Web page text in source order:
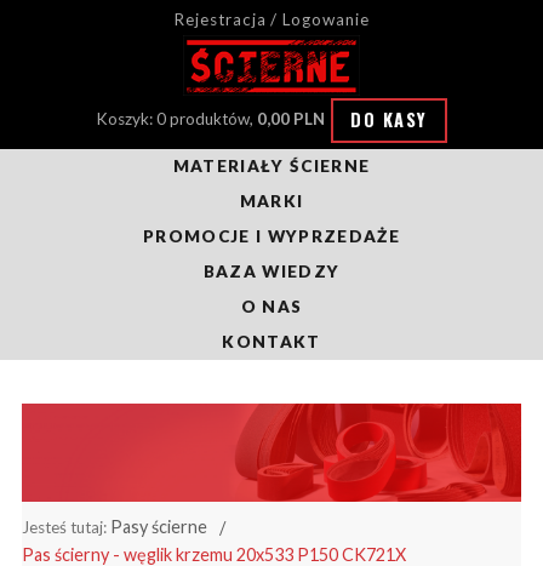
Rejestracja / Logowanie
Koszyk: 0 produktów, 0,00 PLN DO KASY
MATERIAŁY ŚCIERNE
MARKI
PROMOCJE I WYPRZEDAŻE
BAZA WIEDZY
O NAS
KONTAKT
Jesteś tutaj: Pasy ścierne
Pas ścierny - węglik krzemu 20x533 P150 CK721X